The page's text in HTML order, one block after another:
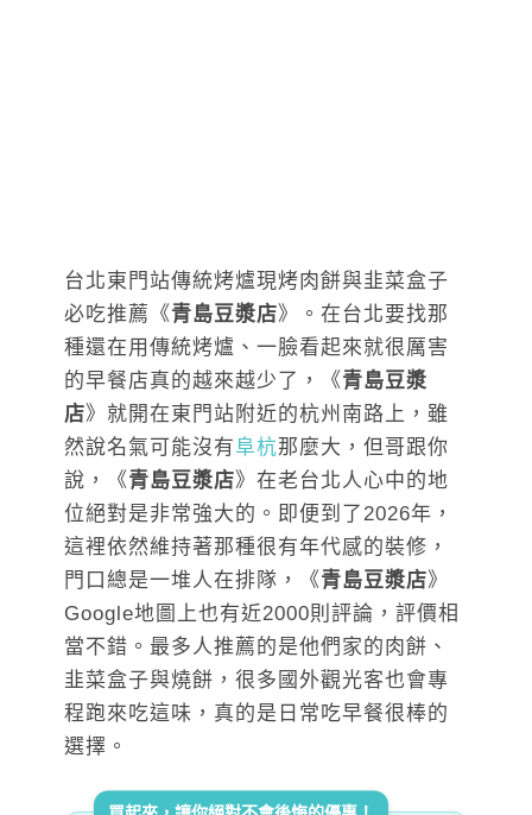
台北東門站傳統烤爐現烤肉餅與韭菜盒子
必吃推薦《青島豆漿店》。在台北要找那
種還在用傳統烤爐、一臉看起來就很厲害
的早餐店真的越來越少了，《青島豆漿
店》就開在東門站附近的杭州南路上，雖
然說名氣可能沒有阜杭那麼大，但哥跟你
說，《青島豆漿店》在老台北人心中的地
位絕對是非常強大的。即便到了2026年，
這裡依然維持著那種很有年代感的裝修，
門口總是一堆人在排隊，《青島豆漿店》
Google地圖上也有近2000則評論，評價相
當不錯。最多人推薦的是他們家的肉餅、
韭菜盒子與燒餅，很多國外觀光客也會專
程跑來吃這味，真的是日常吃早餐很棒的
選擇。